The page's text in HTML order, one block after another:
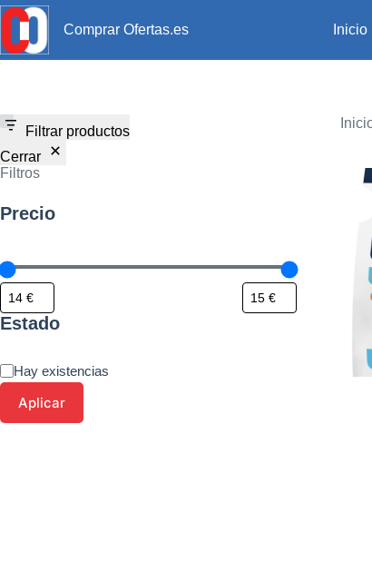
Comprar Ofertas.es Inicio
Filtrar productos
Cerrar
Filtros
Precio
Estado
Hay existencias
Aplicar